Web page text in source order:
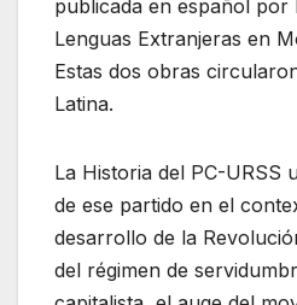
publicada en español por
Lenguas Extranjeras en
Estas dos obras
Latina.
La Historia del PC-URSS
de ese partido en el
desarrollo de la
del régimen de